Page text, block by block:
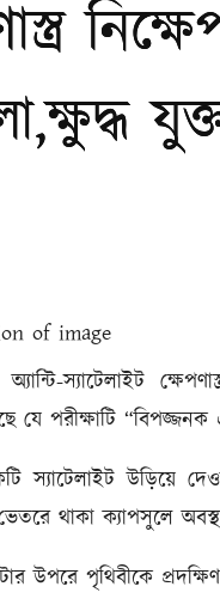
স্যাটেলাইট
যে পরীক্ষাটি “বিপজ্জনক
স্যাটেলাইট উড়িয়ে
থাকা ক্যাপসুলে
উপরে পৃথিবীকে